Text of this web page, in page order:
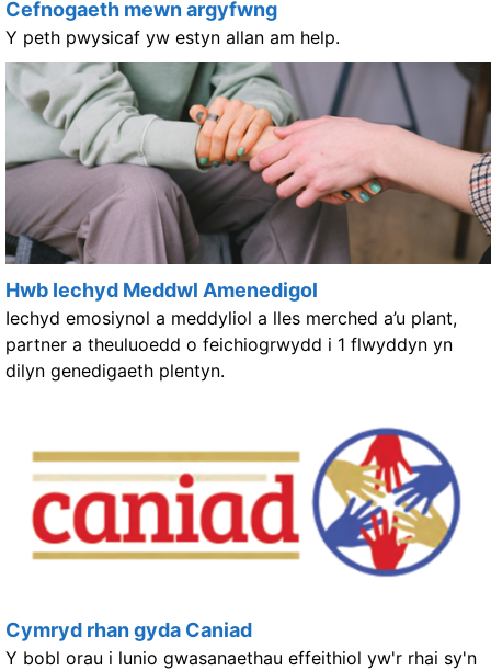
Cefnogaeth mewn argyfwng
Y peth pwysicaf yw estyn allan am help.
Hwb Iechyd Meddwl Amenedigol
Iechyd emosiynol a meddyliol a lles merched a’u plant,
partner a theuluoedd o feichiogrwydd i 1 flwyddyn yn
dilyn genedigaeth plentyn.
Cymryd rhan gyda Caniad
Y bobl orau i lunio gwasanaethau effeithiol yw'r rhai sy'n